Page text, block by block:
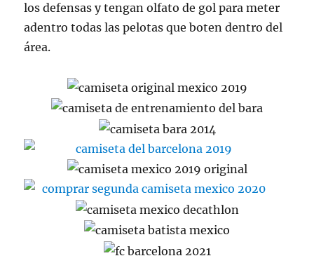
los defensas y tengan olfato de gol para meter
adentro todas las pelotas que boten dentro del
área.